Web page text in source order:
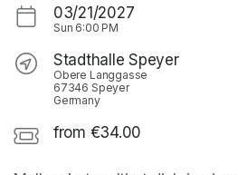
03/21/2027
Sun 6:00 PM
Stadthalle Speyer
Obere Langgasse
67346 Speyer
Germany
from €34.00